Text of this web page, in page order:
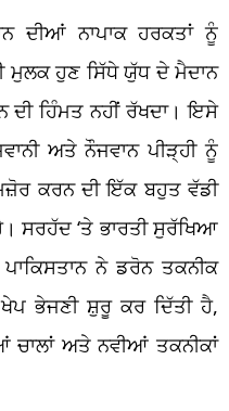
ਦੀਆਂ ਨਾਪਾਕ ਹਰਕਤਾਂ ਨੂੰ
ਮੁਲਕ ਹੁਣ ਸਿੱਧੇ ਯੁੱਧ ਦੇ ਮੈਦਾਨ
ਦੀ ਹਿੰਮਤ ਨਹੀਂ ਰੱਖਦਾ। ਇਸੇ
ਅਤੇ ਨੌਜਵਾਨ ਪੀੜ੍ਹੀ ਨੂੰ
ਕਰਨ ਦੀ ਇੱਕ ਬਹੁਤ ਵੱਡੀ
ਸਰਹੱਦ ‘ਤੇ ਭਾਰਤੀ ਸੁਰੱਖਿਆ
ਨੇ ਡਰੋਨ ਤਕਨੀਕ
ਭੇਜਣੀ ਸ਼ੁਰੂ ਕਰ ਦਿੱਤੀ ਹੈ,
ਅਤੇ ਨਵੀਆਂ ਤਕਨੀਕਾਂ